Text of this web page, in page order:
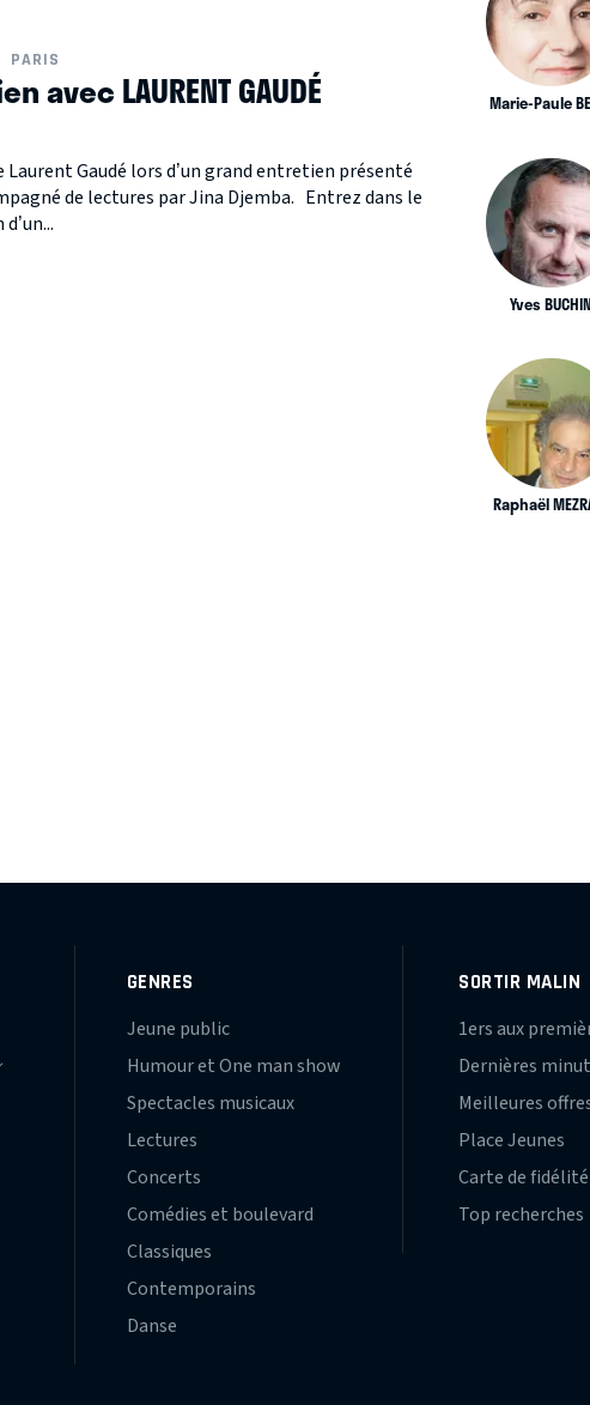
PARIS
avec LAURENT GAUDÉ
Laurent Gaudé lors d’un grand entretien présenté
de lectures par Jina Djemba. Entrez dans le
Marie-Paule
Yves BUCHIN
Raphaël
GENRES
Jeune public
Humour et One man show
Spectacles musicaux
Lectures
Concerts
Comédies et boulevard
Classiques
Contemporains
Danse
SORTIR MALIN
1ers aux
Dernières
Meilleures
Place Jeunes
Carte de fidélité
Top recherches